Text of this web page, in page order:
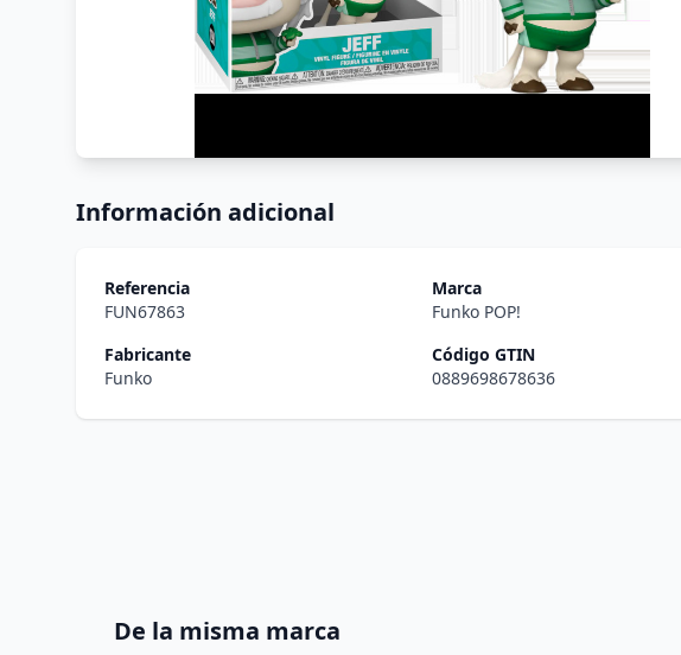
Información adicional
Referencia
FUN67863
Marca
Funko POP!
Fabricante
Funko
Código GTIN
0889698678636
De la misma marca